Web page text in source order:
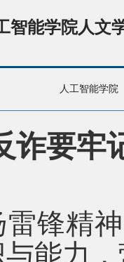
智能学院人文
人工智能学院
诈要牢
雷锋精
能力